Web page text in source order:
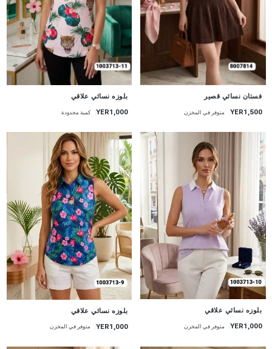
فستان نسائي قصير
YER1,500 متوفر في المخزن
بلوزه نسائي علاقي
YER1,000 كمية محدودة
جديد
بلوزه نسائي علاقي
YER1,000 متوفر في المخزن
بلوزه نسائي علاقي
YER1,000 متوفر في المخزن